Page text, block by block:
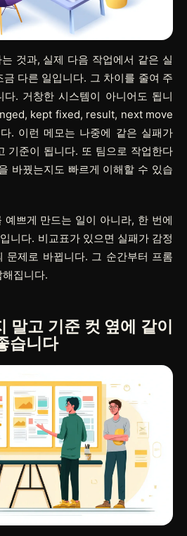
것과, 실제 다음 작업에서 같은 실
다른 일입니다. 그 차이를 줄여 주
. 거창한 시스템이 아니어도 됩니
kept fixed, result, next move
. 이런 메모는 나중에 같은 실패가
기준이 됩니다. 또 팀으로 작업한다
바꿨는지도 빠르게 이해할 수 있습
예쁘게 만드는 일이 아니라, 한 번에
니다. 비교표가 있으면 실패가 감정
문제로 바뀝니다. 그 순간부터 프롬
집니다.
말고 기준 컷 옆에 같이
습니다